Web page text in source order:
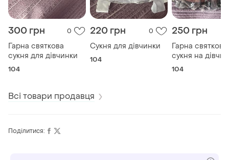
300 грн 0
Гарна святкова
сукня для дівчинки
104
220 грн 0
Сукня для дівчинки
104
250 грн
Гарна святкова
сукня на
104
Всі товари продавця
Поділитися: